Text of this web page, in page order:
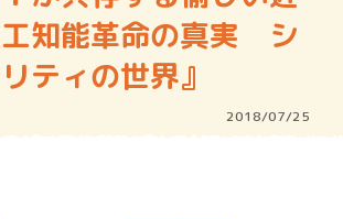
知能革命の真実 シ
ティの世界』
2018/07/25